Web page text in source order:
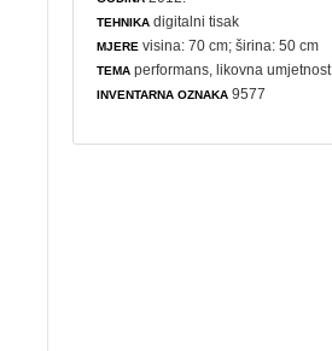
TEHNIKA digitalni tisak
MJERE visina: 70 cm; širina: 50 cm
TEMA performans ,likovna umjetnost
INVENTARNA OZNAKA 9577